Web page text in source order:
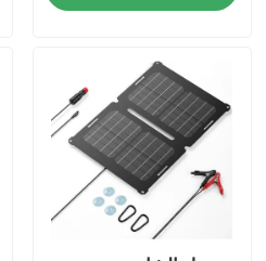
المنتجات
فيديوهات